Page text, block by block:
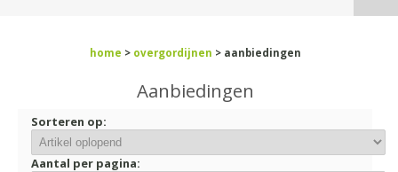
home > overgordijnen > aanbiedingen
Aanbiedingen
Sorteren op:
Aantal per pagina: